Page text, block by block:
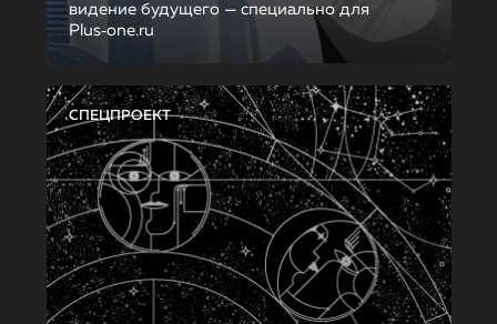
видение будущего — специально для
Plus‑one.ru
СПЕЦПРОЕКТ